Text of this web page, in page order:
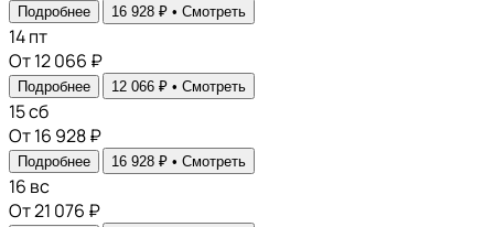
Подробнее 16 928 ₽ • Смотреть
14пт
От 12 066 ₽
Подробнее 12 066 ₽ • Смотреть
15сб
От 16 928 ₽
Подробнее 16 928 ₽ • Смотреть
16 вс
От 21 076 ₽